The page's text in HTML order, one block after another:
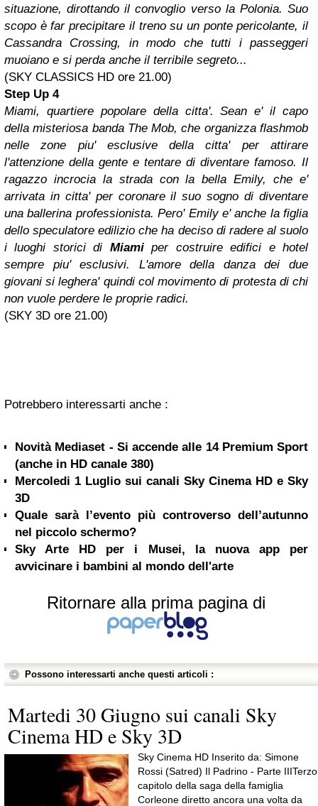
situazione, dirottando il convoglio verso la Polonia. Suo
scopo è far precipitare il treno su un ponte pericolante, il
Cassandra Crossing, in modo che tutti i passeggeri
muoiano e si perda anche il terribile segreto...
(SKY CLASSICS HD ore 21.00)
Step Up 4
Miami, quartiere popolare della citta'. Sean e' il capo
della misteriosa banda The Mob, che organizza flashmob
nelle zone piu' esclusive della citta' per attirare
l'attenzione della gente e tentare di diventare famoso. Il
ragazzo incrocia la strada con la bella Emily, che e'
arrivata in citta' per coronare il suo sogno di diventare
una ballerina professionista. Pero' Emily e' anche la figlia
dello speculatore edilizio che ha deciso di radere al suolo
i luoghi storici di Miamiper costruire edifici e hotel
sempre piu' esclusivi. L'amore della danza dei due
giovani si leghera' quindi col movimento di protesta di chi
non vuole perdere le proprie radici.
(SKY 3D ore 21.00)
Potrebbero interessarti anche :
Novità Mediaset - Si accende alle 14 Premium Sport
(anche in HD canale 380)
Mercoledi 1 Luglio sui canali Sky Cinema HD e Sky
3D
Quale sarà l’evento più controverso dell’autunno
nel piccolo schermo?
Sky Arte HD per i Musei, la nuova app per
avvicinare i bambini al mondo dell'arte
Ritornare alla prima pagina di
Possono interessarti anche questi articoli :
Martedi 30 Giugno sui canali Sky
Cinema HD e Sky 3D
Sky Cinema HD Inserito da: Simone
Rossi (Satred) Il Padrino - Parte IIITerzo
capitolo della saga della famiglia
Corleone diretto ancora una volta da